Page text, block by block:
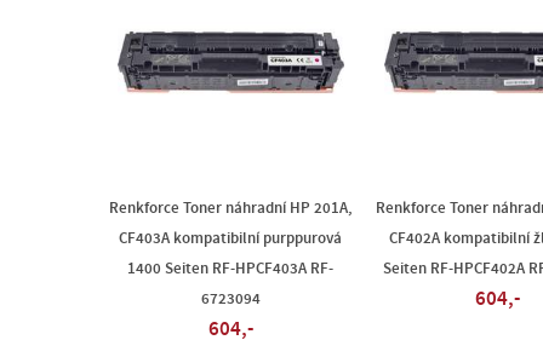
Renkforce Toner náhradní HP 201A,
CF403A kompatibilní purppurová
1400 Seiten RF-HPCF403A RF-
6723094
604,-
Renkforce Toner
CF402A kompatibilní
Seiten RF-HPCF402A
604,-